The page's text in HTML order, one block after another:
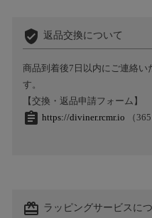
verified_user 返品交換について
商品到着後7日以内にご連絡い
す。
【交換・返品申請フォーム】
assignment https://diviner.rcmr.io （
card_giftcard ラッピングサービスに